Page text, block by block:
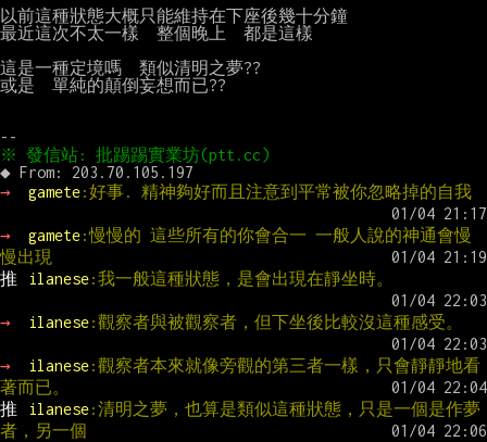
以前這種狀態大概只能維持在下座後幾十分鐘
最近這次不太一樣  整個晚上  都是這樣
這是一種定境嗎  類似清明之夢??
或是  單純的顛倒妄想而已??
→
gamete:好事. 精神夠好而且注意到平常被你忽略掉的自我
→ gamete:慢慢的 這些所有的你會合一 一般人說的神通會慢
慢出現
推
ilanese:我一般這種狀態，是會出現在靜坐時。
→ ilanese:觀察者與被觀察者，但下坐後比較沒這種感受。
→ ilanese:觀察者本來就像旁觀的第三者一樣，只會靜靜地看
著而已。
推
ilanese:清明之夢，也算是類似這種狀態，只是一個是作夢
者，另一個